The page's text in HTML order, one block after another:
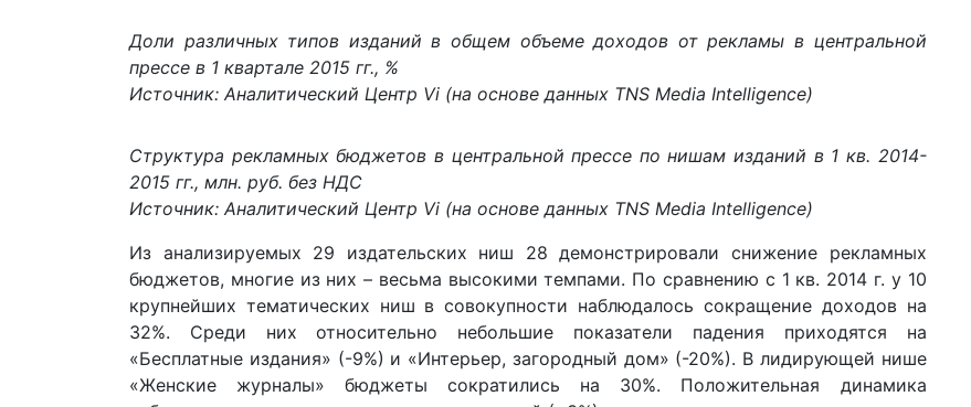
Доли различных типов изданий в общем объеме доходов от рекламы в центральной
прессе в 1 квартале 2015 гг., %
Источник: Аналитический Центр Vi (на основе данных TNS Media Intelligence)
Структура рекламных бюджетов в центральной прессе по нишам изданий в 1 кв. 2014-
2015 гг., млн. руб. без НДС
Источник: Аналитический Центр Vi (на основе данных TNS Media Intelligence)
Из анализируемых 29 издательских ниш 28 демонстрировали снижение рекламных
бюджетов, многие из них – весьма высокими темпами. По сравнению с 1 кв. 2014 г. у 10
крупнейших тематических ниш в совокупности наблюдалось сокращение доходов на
32%. Среди них относительно небольшие показатели падения приходятся на
«Бесплатные издания» (-9%) и «Интерьер, загородный дом» (-20%). В лидирующей нише
«Женские журналы» бюджеты сократились на 30%. Положительная динамика